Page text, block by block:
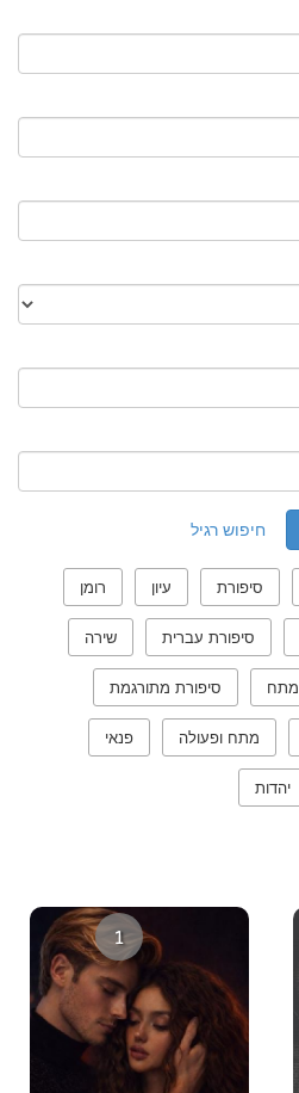
חיפוש רגיל
סיפורת עיון רומן
סיפורת עברית שירה
מתח סיפורת מתורגמת
מתח ופעולה פנאי
יהדות
1